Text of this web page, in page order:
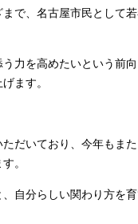
で、名古屋市民として
力を高めたいという前
ます。
だいており、今年もま
。
自分らしい関わり方を